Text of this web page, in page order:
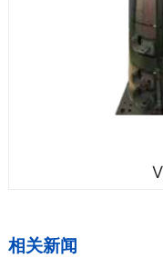
相关新闻